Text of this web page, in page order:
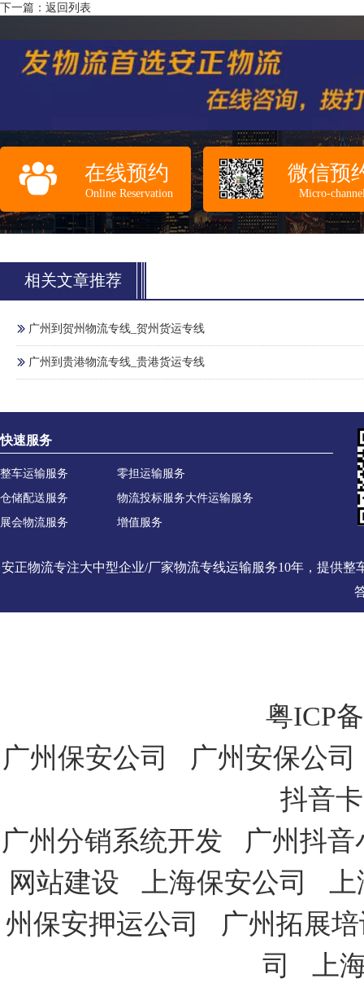
下一篇： 返回列表
在线预约
Online Reservation
微信预
Micro-
相关文章推荐
广州到贺州物流专线_贺州货运专线
广州到贵港物流专线_贵港货运专线
快速服务
整车运输服务
零担运输服务
仓储配送服务
物流投标服务大件运输服务
展会物流服务
增值服务
安正物流专注大中型企业/厂家物流专线运输服务10年，提供
粤ICP
广州保安公司
广州安保公司
抖音
广州分销系统开发
广州抖
网站建设
上海保安公司
州保安押运公司
广州拓展
司
上